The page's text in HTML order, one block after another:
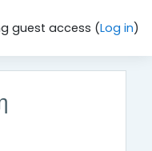
guest access (Log in)